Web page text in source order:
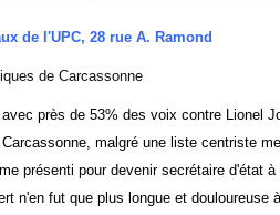
de l'UPC, 28 rue A. Ramond
de Carcassonne
près de 53% des voix contre Lionel
malgré une liste centriste
présenti pour devenir secrétaire d'état
n'en fut que plus longue et douloureuse